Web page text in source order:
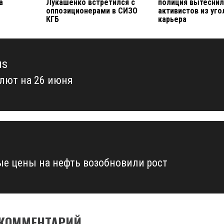
Лукашенко встретился с
оппозиционерами в СИЗО
КГБ
полиция
активистов из
карьера
на 26 июня
цены на нефть возобновили рост